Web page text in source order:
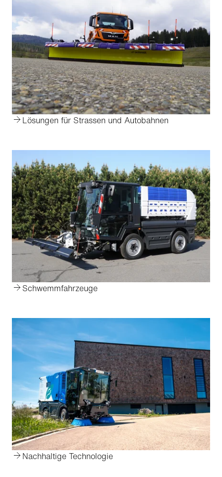
Lösungen für Strassen und Autobahnen
Schwemmfahrzeuge
Nachhaltige Technologie